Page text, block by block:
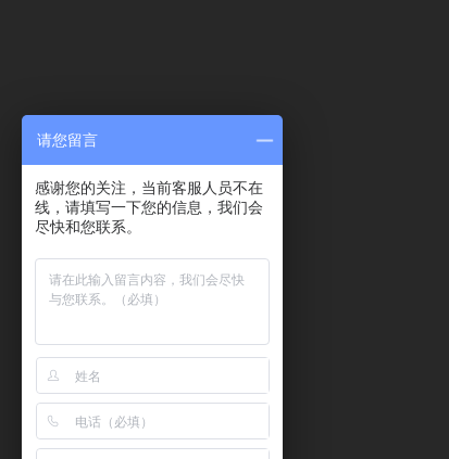
请您留言
感谢您的关注，当前客服人员不在
线，请填写一下您的信息，我们会
尽快和您联系。